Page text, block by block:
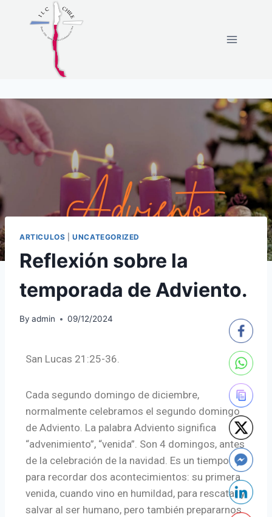
ARTICULOS |UNCATEGORIZED
Reflexión sobre la
temporada de Adviento.
By admin 09/12/2024
San Lucas 21:25-36.
Cada segundo domingo de diciembre,
normalmente celebramos el segundo domingo
de Adviento. La palabra Adviento significa
“advenimiento”, “venida”. Son 4 domingos, antes
de la celebración de la navidad. Es un tiempo
para recordar dos acontecimientos: su primera
venida, cuando vino en humildad, para rescatar y
salvar al ser humano, pero también prepararnos